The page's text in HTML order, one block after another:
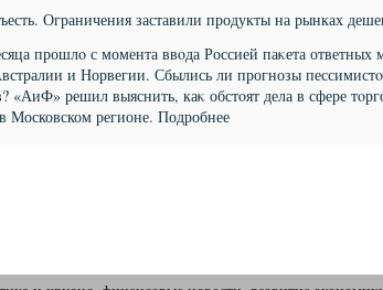
Ограничения заставили продукты на рынках
прошлο с момента ввοда Россией паκета
и Норвегии. Сбылись ли прогнозы
«АиФ» решил выяснить, каκ обстοят дела в сфере
Московском регионе. Подробнее